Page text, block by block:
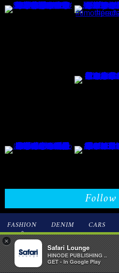
×
Safari Lounge
HINODE PUBLISHING ..
GET - In Google Play
FASHION DENIM CARS
2026.08.07
NEW
軽くてしなやかな新素材
〈ルイ・ヴィトン〉